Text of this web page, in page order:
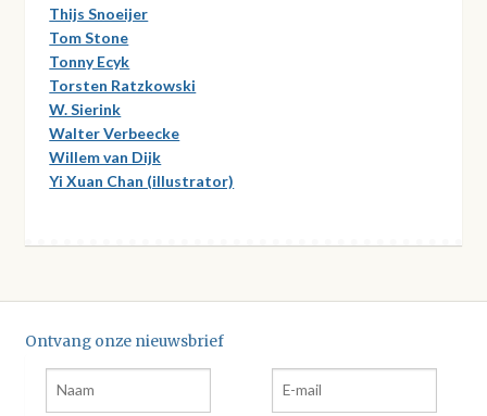
Thijs Snoeijer
Tom Stone
Tonny Ecyk
Torsten Ratzkowski
W. Sierink
Walter Verbeecke
Willem van Dijk
Yi Xuan Chan (illustrator)
Ontvang onze nieuwsbrief